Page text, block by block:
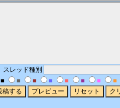
スレッド種別
■ ■ ■ ■ ■ ■ ■ ■